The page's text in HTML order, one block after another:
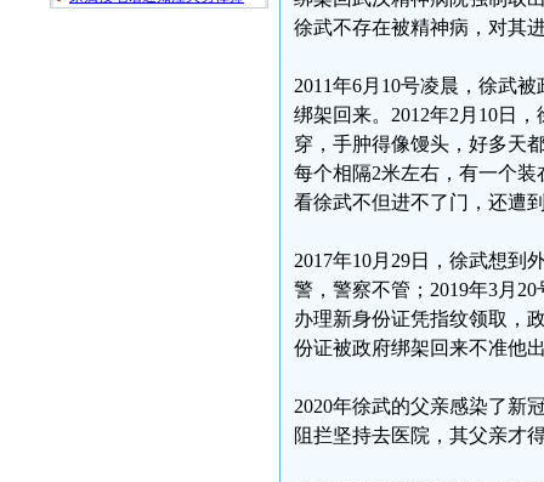
徐武不存在被精神病，对其
2011年6月10号凌晨，徐武
绑架回来。2012年2月10日
穿，手肿得像馒头，好多天
每个相隔2米左右，有一个
看徐武不但进不了门，还遭
2017年10月29日，徐武想到
警，警察不管；2019年3月
办理新身份证凭指纹领取，
份证被政府绑架回来不准他
2020年徐武的父亲感染了新
阻拦坚持去医院，其父亲才